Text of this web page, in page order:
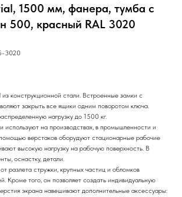
1500 мм, фанера, тумба с
500, красный RAL 3020
3020
конструкционной стали. Встроенные замки с
закрыть все ящики одним поворотом ключа.
нагрузку до 1500 кг.
используют на производствах, в промышленности и
верстаков оборудуют стационарные рабочие
высокую нагрузку на рабочую поверхность. В
оснастку, детали.
разлета стружки, крупных частиц и обломков
Кроме того, он позволяет создать индивидуальную
экрана навешивают дополнительные аксессуары: